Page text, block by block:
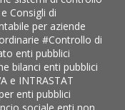
Consigli di
per aziende
#Controllo di
enti pubblici
bilanci enti pubblici
e INTRASTAT
enti pubblici